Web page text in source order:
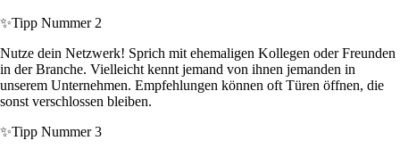
✨Tipp Nummer 2
Nutze dein Netzwerk! Sprich mit ehemaligen Kollegen oder Freunden
in der Branche. Vielleicht kennt jemand von ihnen jemanden in
unserem Unternehmen. Empfehlungen können oft Türen öffnen, die
sonst verschlossen bleiben.
✨Tipp Nummer 3